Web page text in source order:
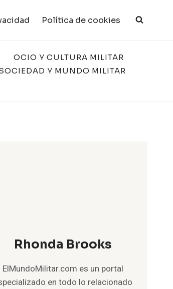
Política de cookies
OCIO Y CULTURA MILITAR
Y MUNDO MILITAR
Rhonda Brooks
ElMundoMilitar.com es un portal
en todo lo relacionado